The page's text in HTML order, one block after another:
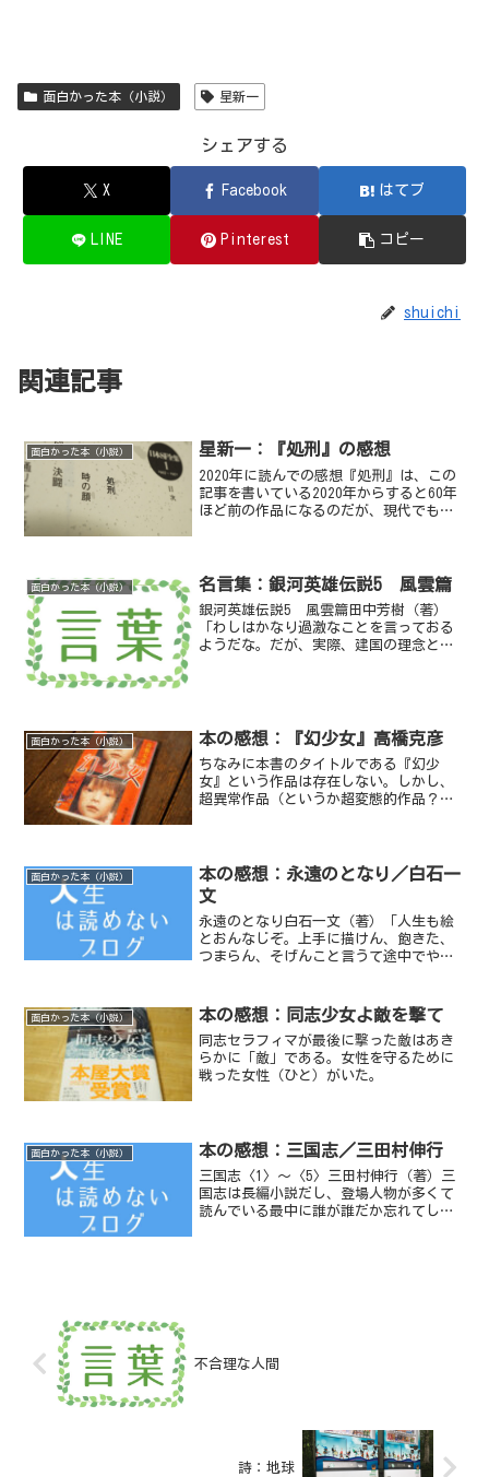
面白かった本（小説） 星新一
シェアする
X Facebook はてブ
LINE Pinterest コピー
shuichi
関連記事
面白かった本（小説） 星新一：『処刑』の感想
2020年に読んでの感想『処刑』は、この
記事を書いている2020年からすると60年
ほど前の作品になるのだが、現代でも違
は、文明が進んで...
面白かった本（小説） 名言集：銀河英雄伝説5 風雲篇
銀河英雄伝説5 風雲篇田中芳樹（著）
「わしはかなり過激なことを言っておる
ようだな。だが、実際、建国の理念と市
面白かった本（小説） 本の感想：『幻少女』高橋克彦
ちなみに本書のタイトルである『幻少
女』という作品は存在しない。しかし、
超異常作品（というか超変態的作品？）
面白かった本（小説）
本の感想：永遠のとなり／白石一
文
永遠のとなり白石一文（著）「人生も絵
とおんなじぞ。上手に描けん、飽きた、
つまらん、そげんこと言うて途中でやめ
もみんな味があるし、そんときは思いも
せんかったようないろんな思...
面白かった本（小説） 本の感想：同志少女よ敵を撃て
同志セラフィマが最後に撃った敵はあき
らかに「敵」である。女性を守るために
戦った女性（ひと）がいた。
面白かった本（小説） 本の感想：三国志／三田村伸行
三国志〈1〉〜〈5〉三田村伸行（著）三
国志は長編小説だし、登場人物が多くて
読んでいる最中に誰が誰だか忘れてしま
不合理な人間
詩：地球